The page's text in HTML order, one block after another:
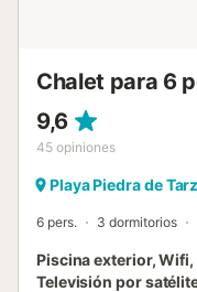
Chalet para 6
9,6
45 opiniones
Playa Piedra de
6 pers. 3 dormitorios
Piscina exterior,
Televisión por